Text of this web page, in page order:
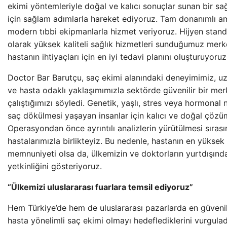
ekimi yöntemleriyle doğal ve kalıcı sonuçlar sunan bir
için sağlam adımlarla hareket ediyoruz. Tam donanımlı
modern tıbbi ekipmanlarla hizmet veriyoruz. Hijyen
olarak yüksek kaliteli sağlık hizmetleri sunduğumuz
hastanın ihtiyaçları için en iyi tedavi planını oluşturuyoruz
Doctor Bar Barutçu, saç ekimi alanındaki deneyimimiz,
ve hasta odaklı yaklaşımımızla sektörde güvenilir bir
çalıştığımızı söyledi. Genetik, yaşlı, stres veya hormonal
saç dökülmesi yaşayan insanlar için kalıcı ve doğal
Operasyondan önce ayrıntılı analizlerin yürütülmesi
hastalarımızla birlikteyiz. Bu nedenle, hastanın en
memnuniyeti olsa da, ülkemizin ve doktorların
yetkinliğini gösteriyoruz.
“Ülkemizi uluslararası fuarlara temsil ediyoruz”
Hem Türkiye’de hem de uluslararası pazarlarda en
hasta yönelimli saç ekimi olmayı hedeflediklerini